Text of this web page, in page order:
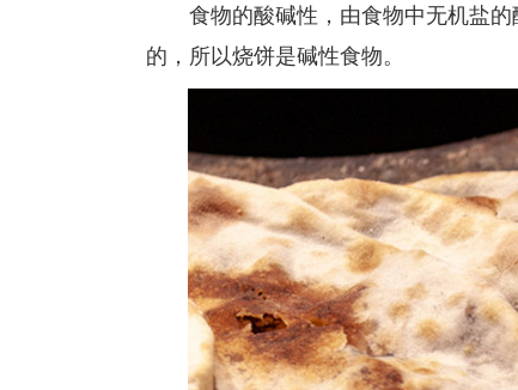
食物的酸碱性，由食物中无机盐的
的，所以烧饼是碱性食物。